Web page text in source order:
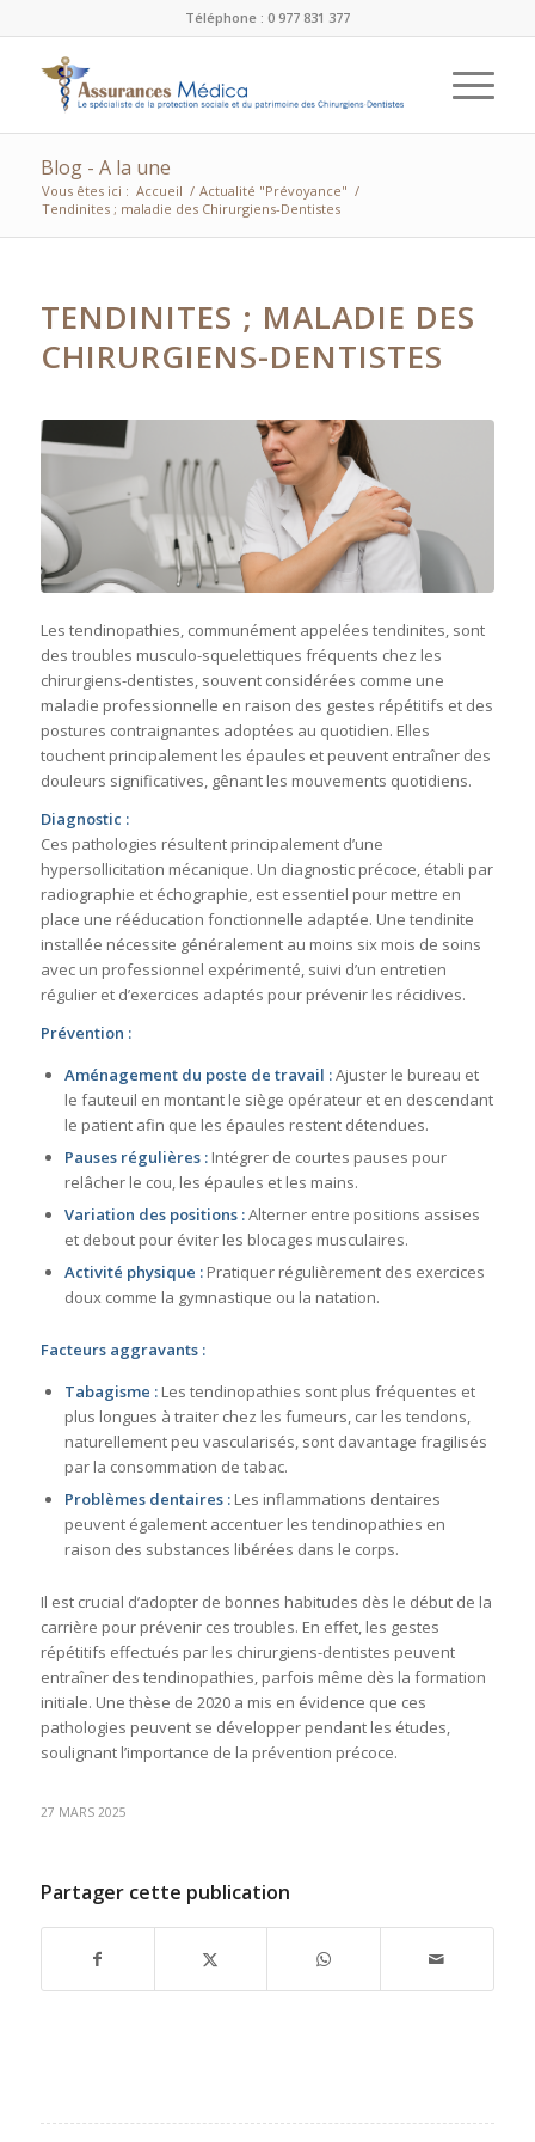
Téléphone : 0 977 831 377
Blog - A la une
Vous êtes ici : Accueil / Actualité "Prévoyance" /
Tendinites ; maladie des Chirurgiens-Dentistes
TENDINITES ; MALADIE DES
CHIRURGIENS-DENTISTES
Les tendinopathies, communément appelées tendinites, sont
des troubles musculo-squelettiques fréquents chez les
chirurgiens-dentistes, souvent considérées comme une
maladie professionnelle en raison des gestes répétitifs et des
postures contraignantes adoptées au quotidien. Elles
touchent principalement les épaules et peuvent entraîner des
douleurs significatives, gênant les mouvements quotidiens.
Diagnostic :
Ces pathologies résultent principalement d’une
hypersollicitation mécanique. Un diagnostic précoce, établi par
radiographie et échographie, est essentiel pour mettre en
place une rééducation fonctionnelle adaptée. Une tendinite
installée nécessite généralement au moins six mois de soins
avec un professionnel expérimenté, suivi d’un entretien
régulier et d’exercices adaptés pour prévenir les récidives.
Prévention :
Aménagement du poste de travail :Ajuster le bureau et
le fauteuil en montant le siège opérateur et en descendant
le patient afin que les épaules restent détendues.
Pauses régulières :Intégrer de courtes pauses pour
relâcher le cou, les épaules et les mains.
Variation des positions :Alterner entre positions assises
et debout pour éviter les blocages musculaires.
Activité physique :Pratiquer régulièrement des exercices
doux comme la gymnastique ou la natation.
Facteurs aggravants :
Tabagisme :Les tendinopathies sont plus fréquentes et
plus longues à traiter chez les fumeurs, car les tendons,
naturellement peu vascularisés, sont davantage fragilisés
par la consommation de tabac.
Problèmes dentaires :Les inflammations dentaires
peuvent également accentuer les tendinopathies en
raison des substances libérées dans le corps.
Il est crucial d’adopter de bonnes habitudes dès le début de la
carrière pour prévenir ces troubles. En effet, les gestes
répétitifs effectués par les chirurgiens-dentistes peuvent
entraîner des tendinopathies, parfois même dès la formation
initiale. Une thèse de 2020 a mis en évidence que ces
pathologies peuvent se développer pendant les études,
soulignant l’importance de la prévention précoce.
27 MARS 2025
Partager cette publication